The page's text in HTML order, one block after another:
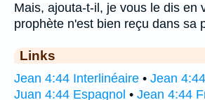
Mais, ajouta-t-il, je vous le dis en
prophète n'est bien reçu dans sa
Links
Jean 4:44 Interlinéaire • Jean
Juan 4:44 Espagnol • Jean 4:44